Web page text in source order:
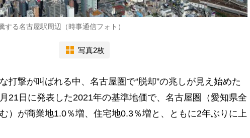
する名古屋駅周辺（時事通信フォト）
写真2枚
打撃が叫ばれる中、名古屋圏で“脱却”の兆しが見え始めた
21日に発表した2021年の基準地価で、名古屋圏（愛知県全
）が商業地1.0％増、住宅地0.3％増と、ともに2年ぶりに上